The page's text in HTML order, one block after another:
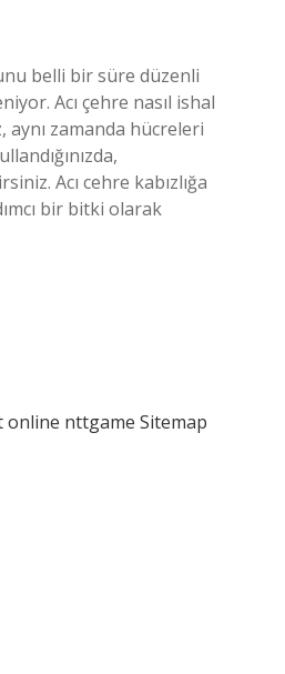
belli bir süre düzenli
Acı çehre nasıl ishal
aynı zamanda hücreleri
Acı cehre kabızlığa
bir bitki olarak
online nttgame Sitemap